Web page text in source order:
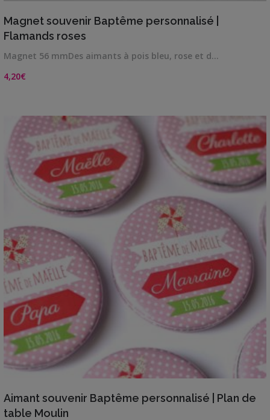
Magnet souvenir Baptême personnalisé |
Flamands roses
Magnet 56 mmDes aimants à pois bleu, rose et d…
4,20€
Aimant souvenir Baptême personnalisé | Plan de
table Moulin